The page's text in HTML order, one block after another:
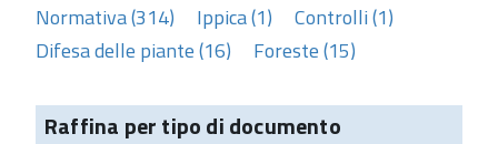
Normativa (314)
Ippica (1)
Controlli (1)
Difesa delle piante (16)
Foreste (15)
Raffina per tipo di documento